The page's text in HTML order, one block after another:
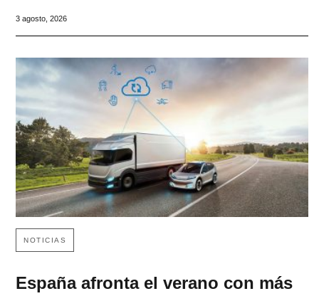
3 agosto, 2026
NOTICIAS
España afronta el verano con más